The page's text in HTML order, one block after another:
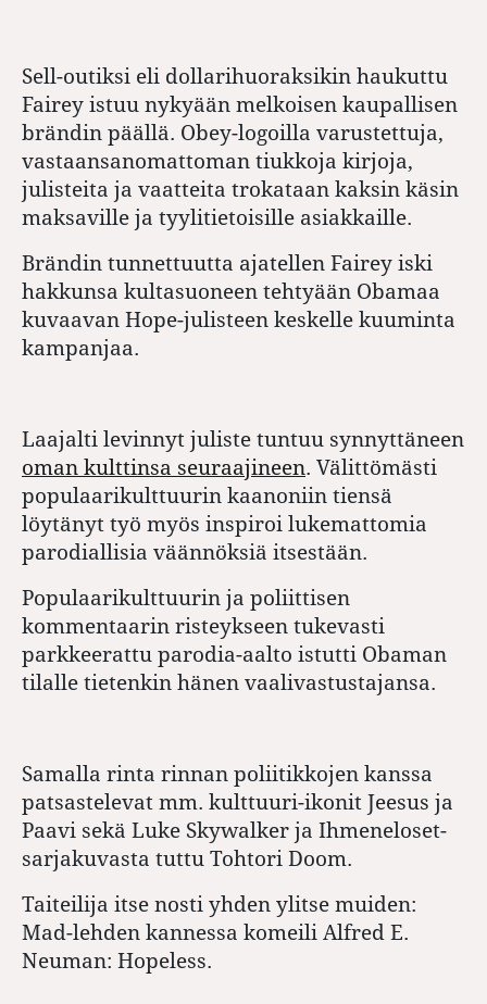
Sell-outiksi eli dollarihuoraksikin haukuttu
Fairey istuu nykyään melkoisen kaupallisen
brändin päällä. Obey-logoilla varustettuja,
vastaansanomattoman tiukkoja kirjoja,
julisteita ja vaatteita trokataan kaksin käsin
maksaville ja tyylitietoisille asiakkaille.
Brändin tunnettuutta ajatellen Fairey iski
hakkunsa kultasuoneen tehtyään Obamaa
kuvaavan Hope-julisteen keskelle kuuminta
kampanjaa.
Laajalti levinnyt juliste tuntuu synnyttäneen
oman kulttinsa seuraajineen. Välittömästi
populaarikulttuurin kaanoniin tiensä
löytänyt työ myös inspiroi lukemattomia
parodiallisia väännöksiä itsestään.
Populaarikulttuurin ja poliittisen
kommentaarin risteykseen tukevasti
parkkeerattu parodia-aalto istutti Obaman
tilalle tietenkin hänen vaalivastustajansa.
Samalla rinta rinnan poliitikkojen kanssa
patsastelevat mm. kulttuuri-ikonit Jeesus ja
Paavi sekä Luke Skywalker ja Ihmeneloset-
sarjakuvasta tuttu Tohtori Doom.
Taiteilija itse nosti yhden ylitse muiden:
Mad-lehden kannessa komeili Alfred E.
Neuman: Hopeless.